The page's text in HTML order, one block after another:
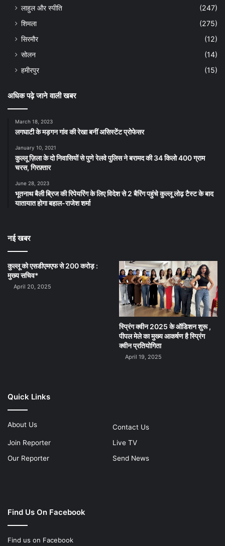
लाहुल और स्पीति
(247)
शिमला
(275)
सिरमौर
(12)
सोलन
(14)
हमीरपुर
(15)
अधिक पढ़े जाने वाली खबर
March 18, 2023
लगघाटी के मड़गन गांव की रेखा बनीं असिस्टेंट प्रोफेसर
January 10, 2021
कुल्लू ज़िला के दो निवासियों से पुणे रेलवे पुलिस ने बरामद की 34 किलो 400 ग्राम
चरस, गिरफ़्तार
June 28, 2023
भूतनाथ बैली ब्रिज की रिपेयरिंग के लिए विदेश से 2 बैरिंग पहुंचे कुल्लू लोढ़ टैस्ट के बाद
यातायात होगा बहाल-राजेश शर्मा
नई खबर
कुल्लू को एसडीएमएफ से 200 करोड़ :
मुख्य सचिव*
April 20, 2025
स्प्रिंग क्वीन 2025 के ऑडिशन शुरू ,
पीपल मेले का मुख्य आकर्षण है स्प्रिंग
क्वीन प्रतियोगिता
April 19, 2025
Quick Links
About Us
Contact Us
Join Reporter
Live TV
Our Reporter
Send News
Find Us On Facebook
Find us on Facebook